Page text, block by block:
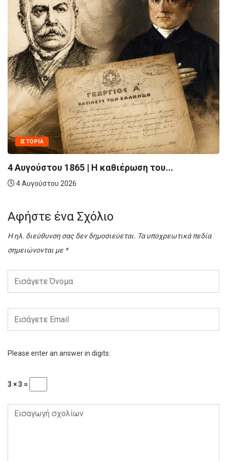
καθιέρωση του...
ΙΣΤΟΡΊΑ ΠΟΛΕΜΙΚΉ
ΑΤΥΧΉΜΑΤΑ -
Η τραγωδία του
Αφήστε ένα Σχόλιο
Η ηλ. διεύθυνση σας δεν δημοσιεύεται. Τα υποχρεωτικά πεδία
σημειώνονται με *
Please enter an answer in digits:
3 × 3 =